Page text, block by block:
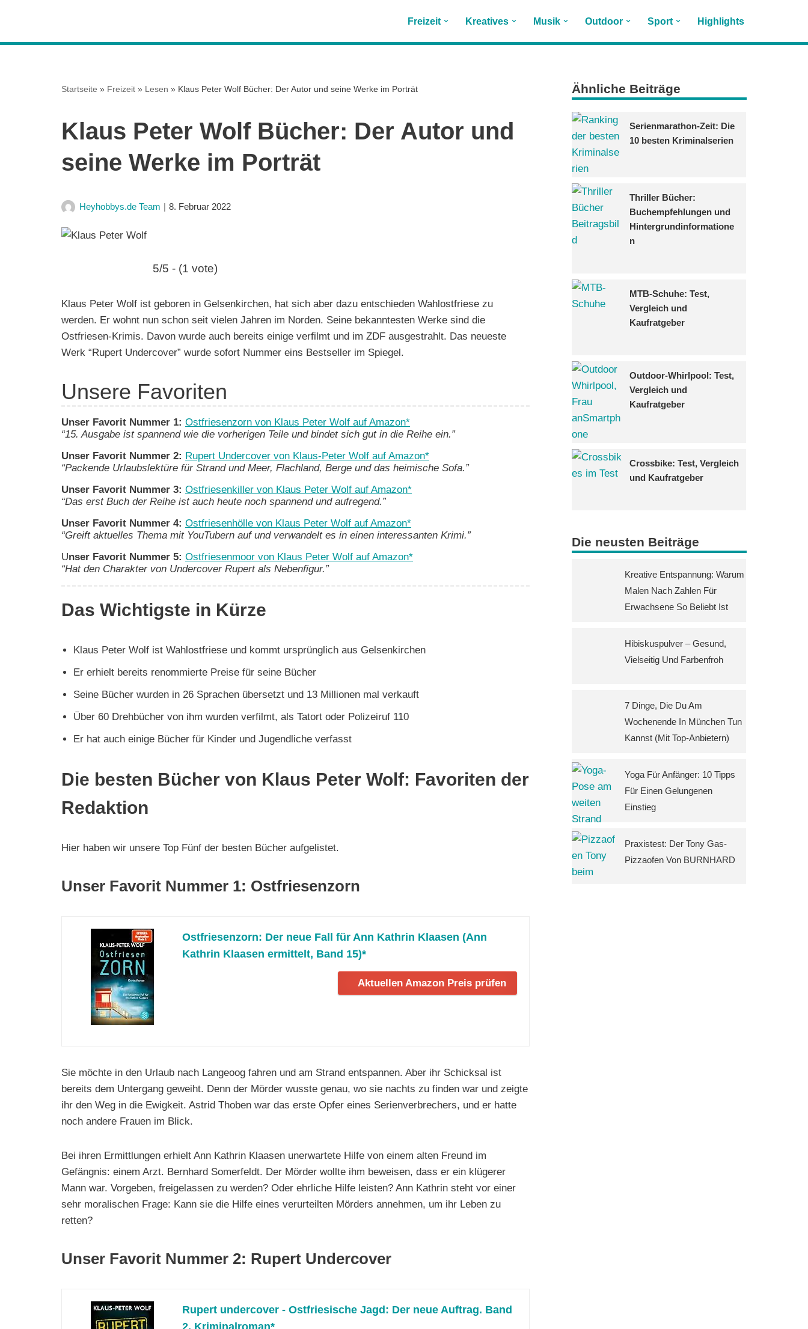
Freizeit Kreatives Musik Outdoor Sport Highlights
Startseite » Freizeit » Lesen » Klaus Peter Wolf Bücher: Der Autor und seine Werke im Porträt
Klaus Peter Wolf Bücher: Der Autor und
seine Werke im Porträt
Heyhobbys.de Team 8. Februar 2022
5/5 - (1 vote)
Klaus Peter Wolf ist geboren in Gelsenkirchen, hat sich aber dazu entschieden Wahlostfriese zu
werden. Er wohnt nun schon seit vielen Jahren im Norden. Seine bekanntesten Werke sind die
Ostfriesen-Krimis. Davon wurde auch bereits einige verfilmt und im ZDF ausgestrahlt. Das neueste
Werk “Rupert Undercover” wurde sofort Nummer eins Bestseller im Spiegel.
Unsere Favoriten
Unser Favorit Nummer 1: Ostfriesenzorn von Klaus Peter Wolf auf Amazon*
“15. Ausgabe ist spannend wie die vorherigen Teile und bindet sich gut in die Reihe ein.”
Unser Favorit Nummer 2: Rupert Undercover von Klaus-Peter Wolf auf Amazon*
“Packende Urlaubslektüre für Strand und Meer, Flachland, Berge und das heimische Sofa.”
Unser Favorit Nummer 3: Ostfriesenkiller von Klaus Peter Wolf auf Amazon*
“Das erst Buch der Reihe ist auch heute noch spannend und aufregend.”
Unser Favorit Nummer 4: Ostfriesenhölle von Klaus Peter Wolf auf Amazon*
“Greift aktuelles Thema mit YouTubern auf und verwandelt es in einen interessanten Krimi.”
Unser Favorit Nummer 5: Ostfriesenmoor von Klaus Peter Wolf auf Amazon*
“Hat den Charakter von Undercover Rupert als Nebenfigur.”
Das Wichtigste in Kürze
Klaus Peter Wolf ist Wahlostfriese und kommt ursprünglich aus Gelsenkirchen
Er erhielt bereits renommierte Preise für seine Bücher
Seine Bücher wurden in 26 Sprachen übersetzt und 13 Millionen mal verkauft
Über 60 Drehbücher von ihm wurden verfilmt, als Tatort oder Polizeiruf 110
Er hat auch einige Bücher für Kinder und Jugendliche verfasst
Die besten Bücher von Klaus Peter Wolf: Favoriten der
Redaktion
Hier haben wir unsere Top Fünf der besten Bücher aufgelistet.
Unser Favorit Nummer 1: Ostfriesenzorn
Ostfriesenzorn: Der neue Fall für Ann Kathrin Klaasen (Ann
Kathrin Klaasen ermittelt, Band 15)*
Aktuellen Amazon Preis prüfen
Sie möchte in den Urlaub nach Langeoog fahren und am Strand entspannen. Aber ihr Schicksal ist
bereits dem Untergang geweiht. Denn der Mörder wusste genau, wo sie nachts zu finden war und zeigte
ihr den Weg in die Ewigkeit. Astrid Thoben war das erste Opfer eines Serienverbrechers, und er hatte
noch andere Frauen im Blick.
Bei ihren Ermittlungen erhielt Ann Kathrin Klaasen unerwartete Hilfe von einem alten Freund im
Gefängnis: einem Arzt. Bernhard Somerfeldt. Der Mörder wollte ihm beweisen, dass er ein klügerer
Mann war. Vorgeben, freigelassen zu werden? Oder ehrliche Hilfe leisten? Ann Kathrin steht vor einer
sehr moralischen Frage: Kann sie die Hilfe eines verurteilten Mörders annehmen, um ihr Leben zu
retten?
Unser Favorit Nummer 2: Rupert Undercover
Rupert undercover - Ostfriesische Jagd: Der neue Auftrag. Band
2. Kriminalroman*
Ähnliche Beiträge
Serienmarathon-Zeit: Die
10 besten Kriminalserien
Thriller Bücher:
Buchempfehlungen und
Hintergrundinformatione
n
MTB-Schuhe: Test,
Vergleich und
Kaufratgeber
Outdoor-Whirlpool: Test,
Vergleich und
Kaufratgeber
Crossbike: Test, Vergleich
und Kaufratgeber
Die neusten Beiträge
Kreative Entspannung: Warum
Malen Nach Zahlen Für
Erwachsene So Beliebt Ist
Hibiskuspulver – Gesund,
Vielseitig Und Farbenfroh
7 Dinge, Die Du Am
Wochenende In München Tun
Kannst (mit Top-Anbietern)
Yoga Für Anfänger: 10 Tipps
Für Einen Gelungenen
Einstieg
Praxistest: Der Tony Gas-
Pizzaofen Von BURNHARD